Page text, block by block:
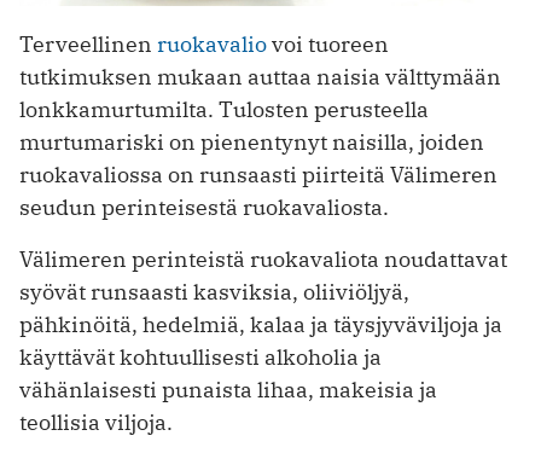
Terveellinen ruokavaliovoi tuoreen
tutkimuksen mukaan auttaa naisia välttymään
lonkkamurtumilta. Tulosten perusteella
murtumariski on pienentynyt naisilla, joiden
ruokavaliossa on runsaasti piirteitä Välimeren
seudun perinteisestä ruokavaliosta.
Välimeren perinteistä ruokavaliota noudattavat
syövät runsaasti kasviksia, oliiviöljyä,
pähkinöitä, hedelmiä, kalaa ja täysjyväviljoja ja
käyttävät kohtuullisesti alkoholia ja
vähänlaisesti punaista lihaa, makeisia ja
teollisia viljoja.